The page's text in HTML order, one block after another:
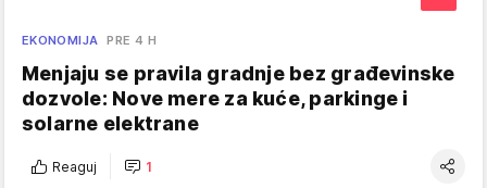
EKONOMIJA PRE 4 H
Menjaju se pravila gradnje bez građevinske
dozvole: Nove mere za kuće, parkinge i
solarne elektrane
Reaguj 1